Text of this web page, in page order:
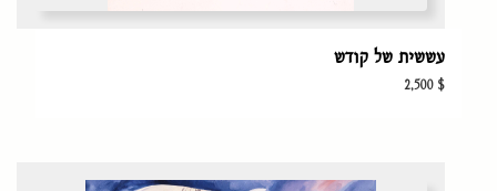
עששית של קודש
2,500 $